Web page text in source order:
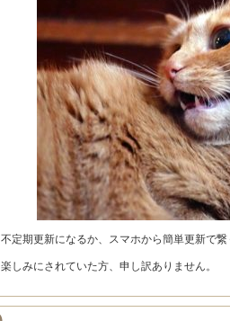
不定期更新になるか、スマホから簡単更新で繋
楽しみにされていた方、申し訳ありません。